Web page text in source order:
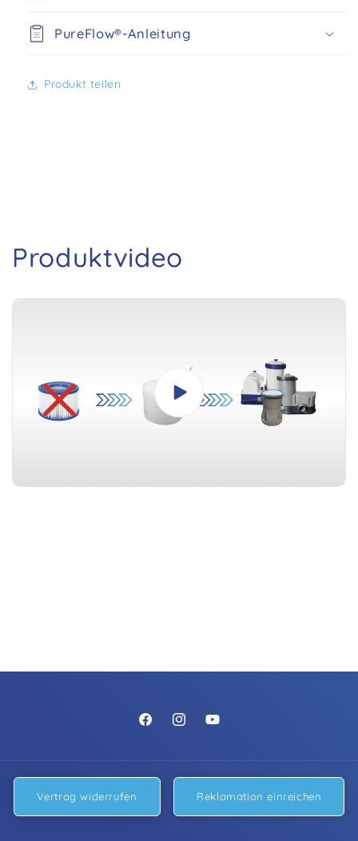
PureFlow®-Anleitung
Produkt teilen
Produktvideo
https://www.facebook.com/people/
https://www.instagram.com/
https://
Vertrag widerrufen Reklamation einreichen